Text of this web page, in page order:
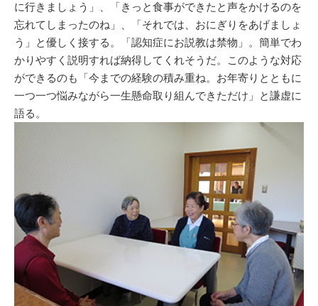
に行きましょう」、「きっと食事ができたと声をかけるのを
忘れてしまったのね」、「それでは、おにぎりをあげましょ
う」と優しく接する。「認知症にお説教は禁物」。簡単でわ
かりやすく説明すれば納得してくれそうだ。このような対応
ができるのも「今までの経験の積み重ね。お年寄りとともに
一つ一つ悩みながら一生懸命取り組んできただけ」と謙虚に
語る。